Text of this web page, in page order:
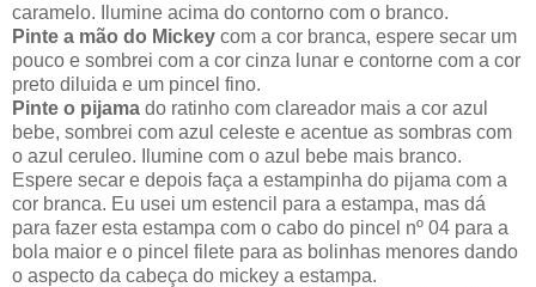
caramelo. Ilumine acima do contorno com o branco.
Pinte a mão do Mickey com a cor branca, espere secar um
pouco e sombrei com a cor cinza lunar e contorne com a cor
preto diluida e um pincel fino.
Pinte o pijama do ratinho com clareador mais a cor azul
bebe, sombrei com azul celeste e acentue as sombras com
o azul ceruleo. Ilumine com o azul bebe mais branco.
Espere secar e depois faça a estampinha do pijama com a
cor branca. Eu usei um estencil para a estampa, mas dá
para fazer esta estampa com o cabo do pincel nº 04 para a
bola maior e o pincel filete para as bolinhas menores dando
o aspecto da cabeça do mickey a estampa.